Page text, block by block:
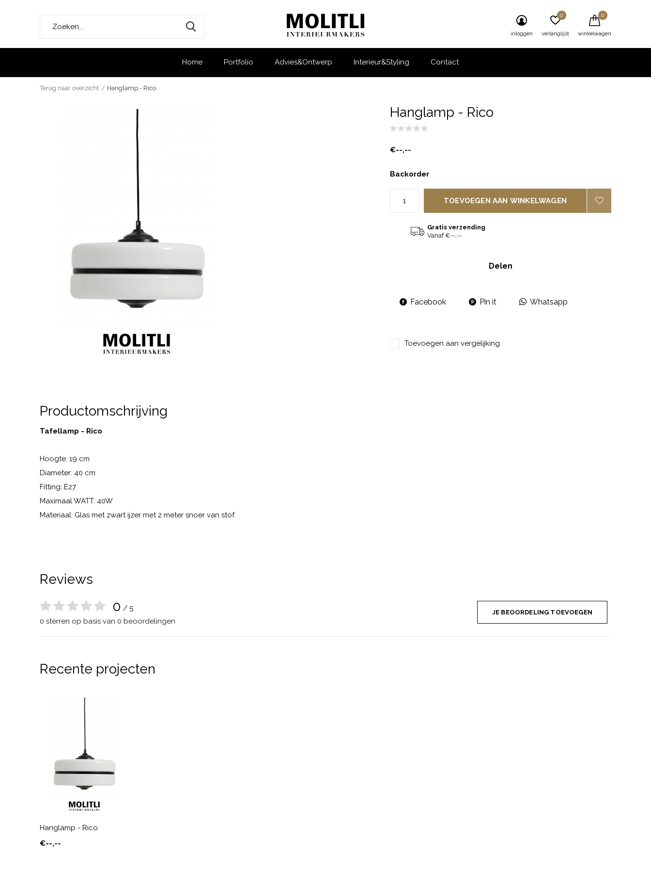
Home Portfolio Advies&Ontwerp Interieur&Styling Contact
inloggen verlanglijst
0
winkelwagen
0
Terug naar overzicht Hanglamp - Rico
Hanglamp - Rico
€--,--
Backorder
TOEVOEGEN AAN WINKELWAGEN
Gratis verzending
Vanaf €--,--
Delen
Facebook Pin it Whatsapp
Toevoegen aan vergelijking
Productomschrijving
Tafellamp - Rico
Hoogte: 19 cm
Diameter: 40 cm
Fitting: E27
Maximaal WATT: 40W
Materiaal: Glas met zwart ijzer met 2 meter snoer van stof
Reviews
0 / 5
0 sterren op basis van 0 beoordelingen
JE BEOORDELING TOEVOEGEN
Recente projecten
Hanglamp - Rico
€--,--